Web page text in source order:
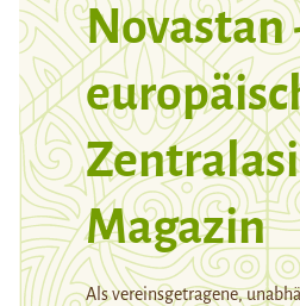
Novastan
Magazin
Als vereinsgetragene,